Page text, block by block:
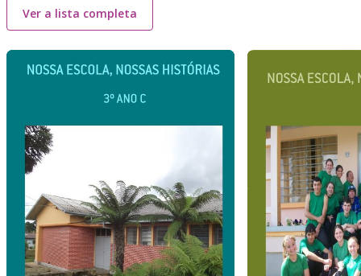
Ver a lista completa